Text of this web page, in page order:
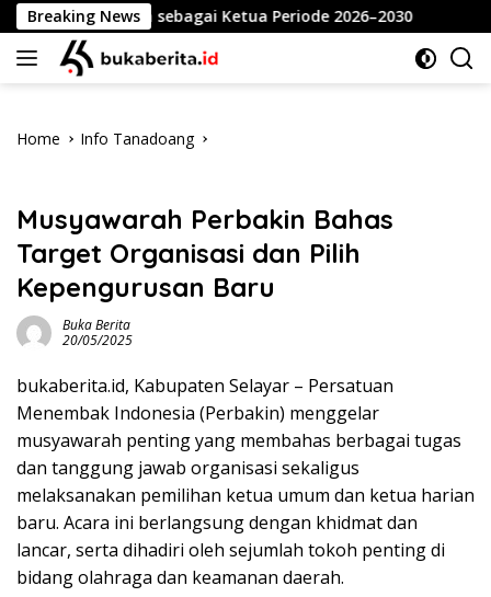
Skip
to
content
Breaking News
sebagai Ketua Periode 2026–2030 Meriahkan
Home Info Tanadoang
Musyawarah Perbakin Bahas
Target Organisasi dan Pilih
Kepengurusan Baru
Buka Berita
20/05/2025
bukaberita.id, Kabupaten Selayar – Persatuan
Menembak Indonesia (Perbakin) menggelar
musyawarah penting yang membahas berbagai tugas
dan tanggung jawab organisasi sekaligus
melaksanakan pemilihan ketua umum dan ketua harian
baru. Acara ini berlangsung dengan khidmat dan
lancar, serta dihadiri oleh sejumlah tokoh penting di
bidang olahraga dan keamanan daerah.